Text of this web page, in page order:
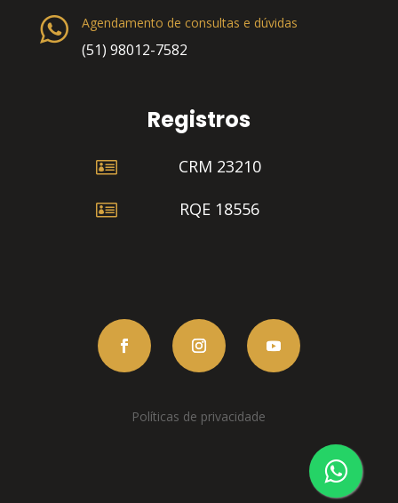
Agendamento de consultas e dúvidas
(51) 98012-7582
Registros
 CRM 23210
 RQE 18556
Políticas de privacidade